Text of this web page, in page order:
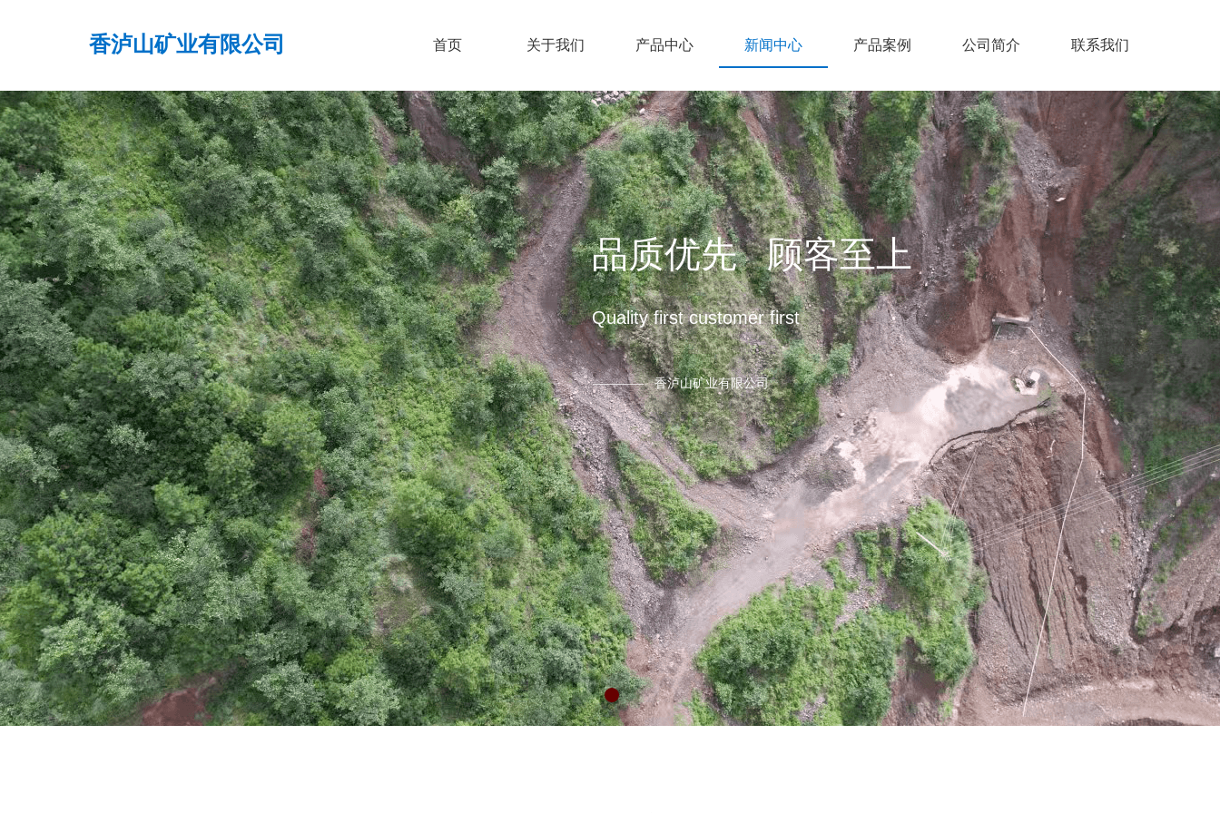
首页 关于我们 产品中心 新闻中心 产品案例 公司简介 联系我们
香泸山矿业有限公司
品质优先 顾客至上
Quality first customer first
———— 香泸山矿业有限公司